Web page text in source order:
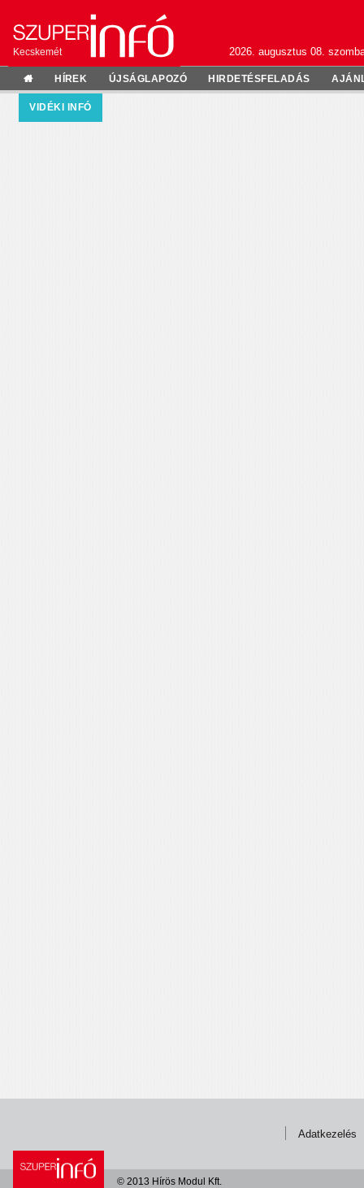
Kecskemét 2026. augusztus 08.
HÍREK ÚJSÁGLAPOZÓ HIRDETÉSFELADÁS
VIDÉKI INFÓ
Adatkezelés
© 2013 Hírös Modul Kft.